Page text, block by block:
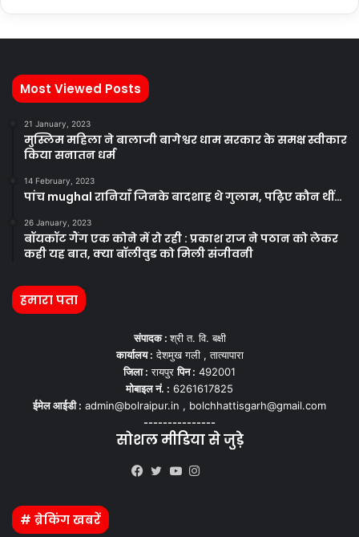
Most Viewed Posts
21 January, 2023
मुस्लिम महिला ने बालाजी बागेश्वर धाम सरकार के समक्ष स्वीकार
किया सनातन धर्म
14 February, 2023
पांच mughal रानियाँ जिनके बादशाह थे गुलाम, पढ़िए कौन थीं…
26 January, 2023
बॉयकॉट गैंग एक कोने में रो रही : प्रकाश राज ने पठान को लेकर
कही यह बात, क्या बॉलीवुड को मिली संजीवनी
हमारा पता
संपादक :श्री त. वि. बक्षी
कार्यालय : देशमुख गली , तात्यापारा
जिला : रायपुरपिन : 492001
मोबाइल नं. : 6261617825
ईमेल आईडी : admin@bolraipur.in , bolchhattisgarh@gmail.com
---------------
सोशल मीडिया से जुड़े
# ब्रेकिंग खबरें